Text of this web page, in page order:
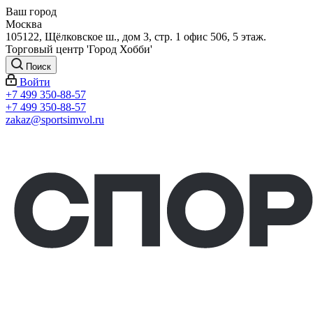
Ваш город
Москва
105122, Щёлковское ш., дом 3, стр. 1 офис 506, 5 этаж.
Торговый центр 'Город Хобби'
Поиск
Войти
+7 499 350-88-57
+7 499 350-88-57
zakaz@sportsimvol.ru